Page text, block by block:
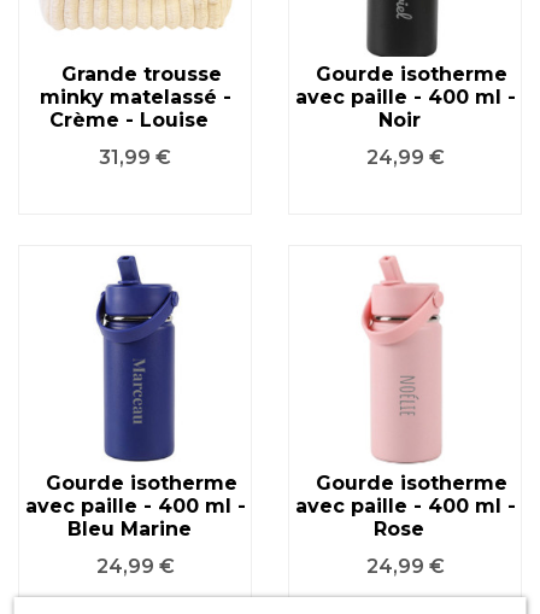
Grande trousse
minky matelassé -
Crème - Louise
Prix
31,99 €
Gourde isotherme
avec paille - 400 ml -
Noir
Prix
24,99 €
Gourde isotherme
avec paille - 400 ml -
Bleu Marine
Prix
24,99 €
Gourde isotherme
avec paille - 400 ml -
Rose
Prix
24,99 €